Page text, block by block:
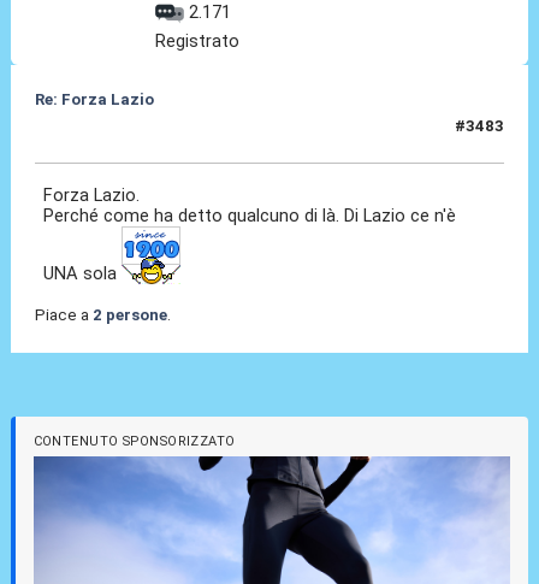
2.171
Registrato
Re: Forza Lazio
#3483
Forza Lazio.
Perché come ha detto qualcuno di là. Di Lazio ce n'è
UNA sola
Piace a 2 persone.
CONTENUTO SPONSORIZZATO